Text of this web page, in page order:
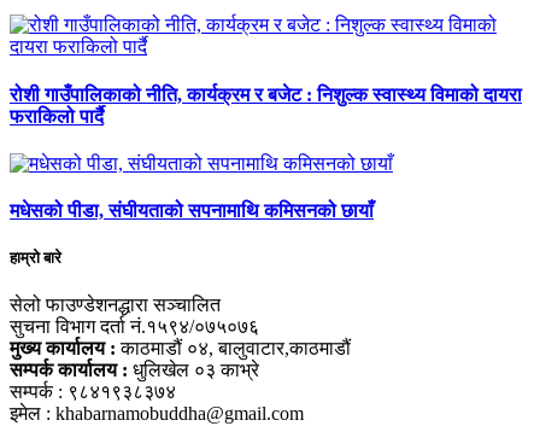
रोशी गाउँपालिकाको नीति, कार्यक्रम र बजेट : निशुल्क स्वास्थ्य विमाको दायरा
फराकिलो पार्दै
मधेसको पीडा, संघीयताको सपनामाथि कमिसनको छायाँ
हाम्रो बारे
सेलो फाउण्डेशनद्धारा सञ्चालित
सुचना विभाग दर्ता नं.१५९४/०७५०७६
मुख्य कार्यालय : काठमाडौं ०४, बालुवाटार,काठमाडौं
सम्पर्क कार्यालय : धुलिखेल ०३ काभ्रे
सम्पर्क : ९८४१९३८३७४
इमेल : khabarnamobuddha@gmail.com